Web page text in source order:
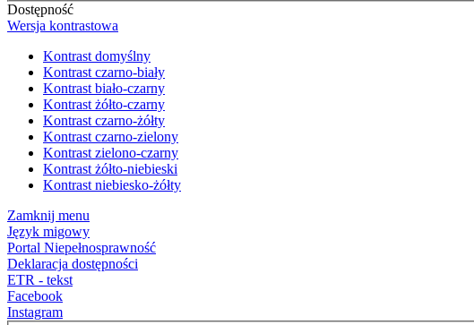
Dostępność
Wersja kontrastowa
Kontrast domyślny
Kontrast czarno-biały
Kontrast biało-czarny
Kontrast żółto-czarny
Kontrast czarno-żółty
Kontrast czarno-zielony
Kontrast zielono-czarny
Kontrast żółto-niebieski
Kontrast niebiesko-żółty
Zamknij menu
Język migowy
Portal Niepełnosprawność
Deklaracja dostępności
ETR - tekst
Facebook
Instagram